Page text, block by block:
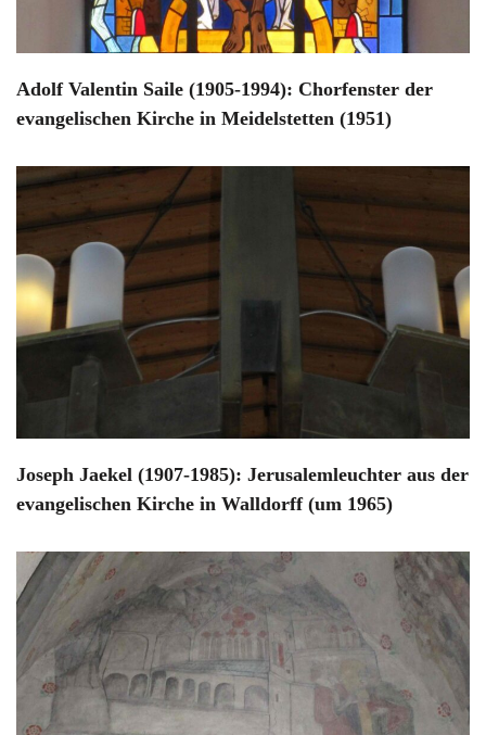
Adolf Valentin Saile (1905-1994): Chorfenster der
evangelischen Kirche in Meidelstetten (1951)
Joseph Jaekel (1907-1985): Jerusalemleuchter aus der
evangelischen Kirche in Walldorff (um 1965)